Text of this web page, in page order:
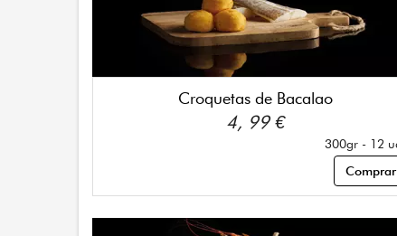
Croquetas de Bacalao
4, 99 €
300gr - 12
Comprar